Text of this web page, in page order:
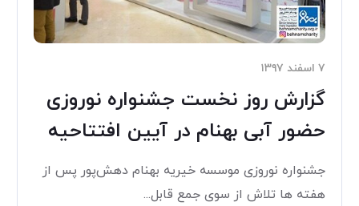
۷ اسفند ۱۳۹۷
گزارش روز نخست جشنواره نوروزی
حضور آبی بهنام در آیین افتتاحیه
جشنواره نوروزی موسسه خیریه بهنام دهش‌پور پس از
هفته ها تلاش از سوی جمع قابل...